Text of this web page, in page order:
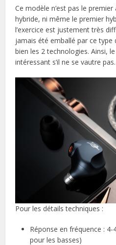
Ce modèle n’est pas le
hybride, ni même le premier
l’exercice est justement très
jamais été emballé par ce
bien les 2 technologies. Ainsi,
intéressant s’il ne se vautre pas.
Pour les détails techniques :
Réponse en fréquence :
pour les basses)